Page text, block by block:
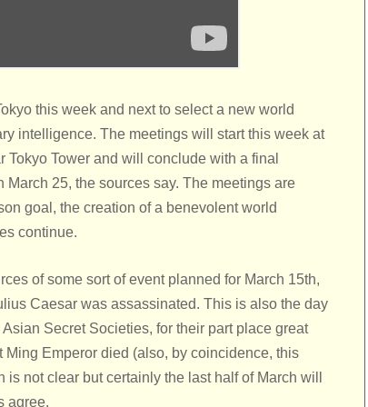
this week and next to select a new world
intelligence. The meetings will start this week at
Tower and will conclude with a final
25, the sources say. The meetings are
goal, the creation of a benevolent world
continue.
of some sort of event planned for March 15th,
Caesar was assassinated. This is also the day
Secret Societies, for their part place great
Emperor died (also, by coincidence, this
not clear but certainly the last half of March will
agree.